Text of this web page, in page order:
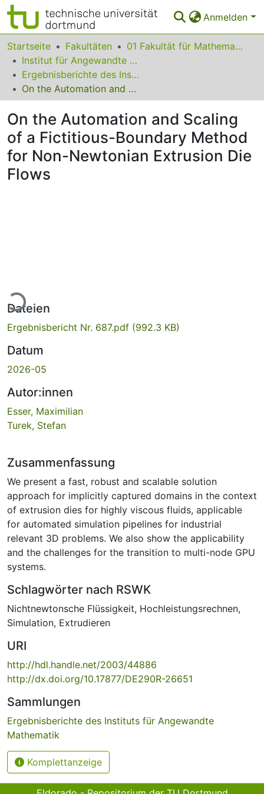
Anmelden
Bereiche & Sammlungen
Das gesamte Repositorium
Statistiken
FAQ
Leitlinien
Zurück zur Startseite
Startseite Fakultäten
01 Fakultät für Mathematik
Institut für Angewandte Mathematik
Ergebnisberichte des Instituts für Angewandte Mathematik
On the Automation and Scaling of a Fictitious-Boundary Method for Non-Newtonian Extrusion Die Flows
On the Automation and Scaling
of a Fictitious-Boundary Method
for Non-Newtonian Extrusion Die
Flows
Dateien
Ergebnisbericht Nr. 687.pdf (992.3 KB)
Datum
2026-05
Autor:innen
Esser, Maximilian
Turek, Stefan
Zusammenfassung
We present a fast, robust and scalable solution
approach for implicitly captured domains in the context
of extrusion dies for highly viscous fluids, applicable
for automated simulation pipelines for industrial
relevant 3D problems. We also show the applicability
and the challenges for the transition to multi-node GPU
systems.
Schlagwörter nach RSWK
Nichtnewtonsche Flüssigkeit, Hochleistungsrechnen,
Simulation, Extrudieren
URI
http://hdl.handle.net/2003/44886
http://dx.doi.org/10.17877/DE290R-26651
Sammlungen
Ergebnisberichte des Instituts für Angewandte
Mathematik
Komplettanzeige